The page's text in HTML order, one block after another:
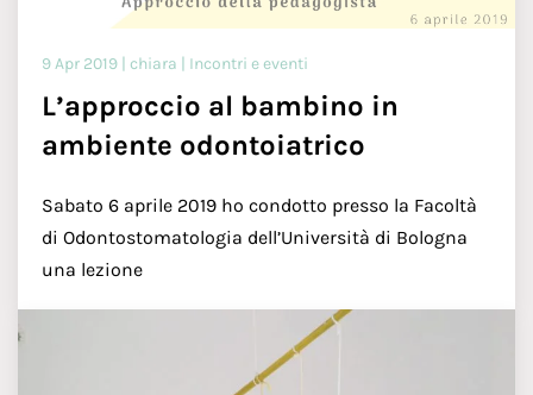
9 Apr 2019 | chiara | Incontri e eventi
L’approccio al bambino in
ambiente odontoiatrico
Sabato 6 aprile 2019 ho condotto presso la Facoltà
di Odontostomatologia dell’Università di Bologna
una lezione